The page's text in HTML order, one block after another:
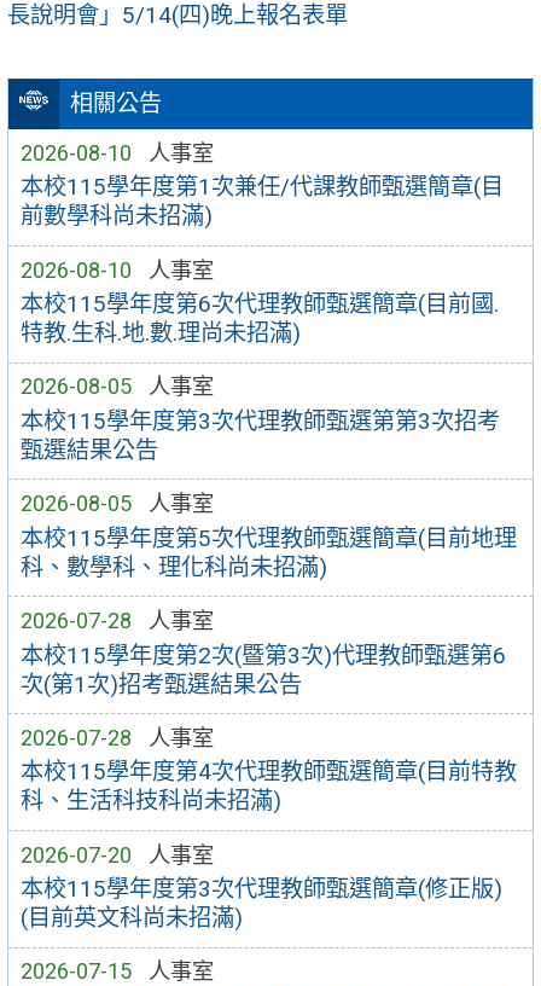
相關公告
2026-08-10 人事室
本校115學年度第1次兼任/代課教師甄選簡章(目
前數學科尚未招滿)
2026-08-10 人事室
本校115學年度第6次代理教師甄選簡章(目前國.
特教.生科.地.數.理尚未招滿)
2026-08-05 人事室
本校115學年度第3次代理教師甄選第第3次招考
甄選結果公告
2026-08-05 人事室
本校115學年度第5次代理教師甄選簡章(目前地理
科、數學科、理化科尚未招滿)
2026-07-28 人事室
本校115學年度第2次(暨第3次)代理教師甄選第6
次(第1次)招考甄選結果公告
2026-07-28 人事室
本校115學年度第4次代理教師甄選簡章(目前特教
科、生活科技科尚未招滿)
2026-07-20 人事室
本校115學年度第3次代理教師甄選簡章(修正版)
(目前英文科尚未招滿)
2026-07-15 人事室
長說明會」5/14(四)晚上報名表單